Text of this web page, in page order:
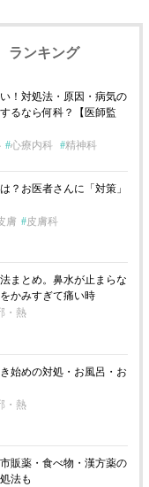
ランキング
！対処法・原因・病気の
るなら何科？【医師監
心療内科 精神科
？お医者さんに「対策」
膚 皮膚科
まとめ。鼻水が止まらな
かみすぎて痛い時
・熱
始めの対処・お風呂・お
・熱
販薬・食べ物・漢方薬の
法も